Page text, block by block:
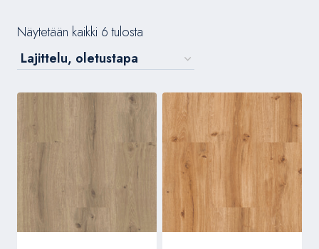
Näytetään kaikki 6 tulosta